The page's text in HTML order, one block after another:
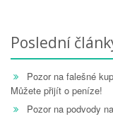
Poslední
Pozor na falešné
Můžete přijít o peníze!
Pozor na podvody